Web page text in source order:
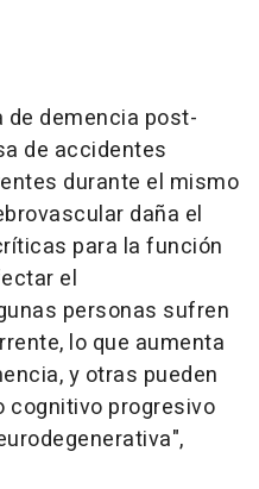
de demencia post-
de accidentes
durante el mismo
daña el
para la función
el
personas sufren
lo que aumenta
y otras pueden
cognitivo progresivo